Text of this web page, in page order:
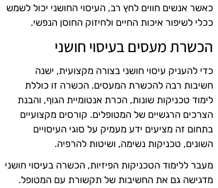
כאשר אנשים חווים לחץ רב, העיסוי החושני יכול לשמש
ככלי לשיפור איכות החיים ולחיזוק החוסן הנפשי.
הכשרת מעסים בעיסוי חושני
כדי להעניק עיסוי חושני בצורה מקצועית, ישנה
חשיבות רבה להכשרת המעסים. הכשרה זו כוללת
לימוד טכניקות שונות, הכרת אנטומיית הגוף, והבנת
הצרכים הרגשיים של המטופלים. קורסים מקצועיים
בתחום זה מציעים ידע מעמיק על סוגי העיסויים
השונים, טכניקות נשימה, ושיטות להרפיה.
מעבר ללימוד הטכניקות הפיזיות, הכשרה בעיסוי חושני
מדגישה גם את החשיבות של תקשורת עם המטופל.